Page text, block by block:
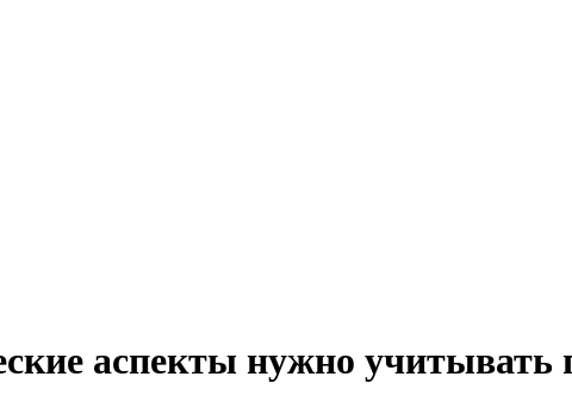
аспекты нужно учитывать